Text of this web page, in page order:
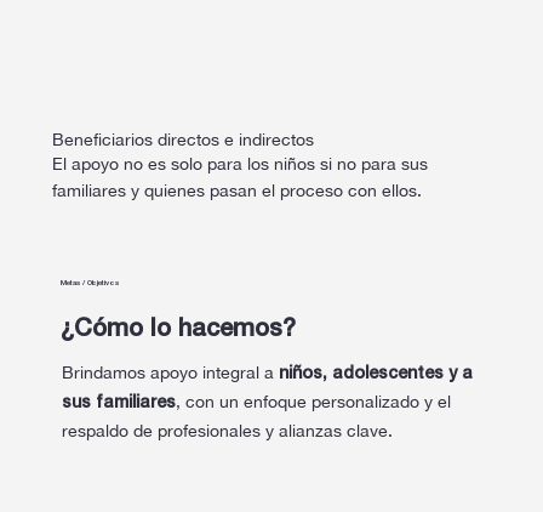
Beneficiarios directos e indirectos
El apoyo no es solo para los niños si no para sus
familiares y quienes pasan el proceso con ellos.
Metas / Objetivos
¿Cómo lo hacemos?
Brindamos apoyo integral a niños, adolescentes y a
sus familiares, con un enfoque personalizado y el
respaldo de profesionales y alianzas clave.